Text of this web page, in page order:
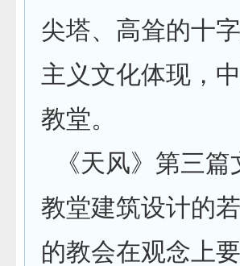
尖塔、高耸的十
主义文化体现，
教堂。
《天风》第三篇
教堂建筑设计的
的教会在观念上